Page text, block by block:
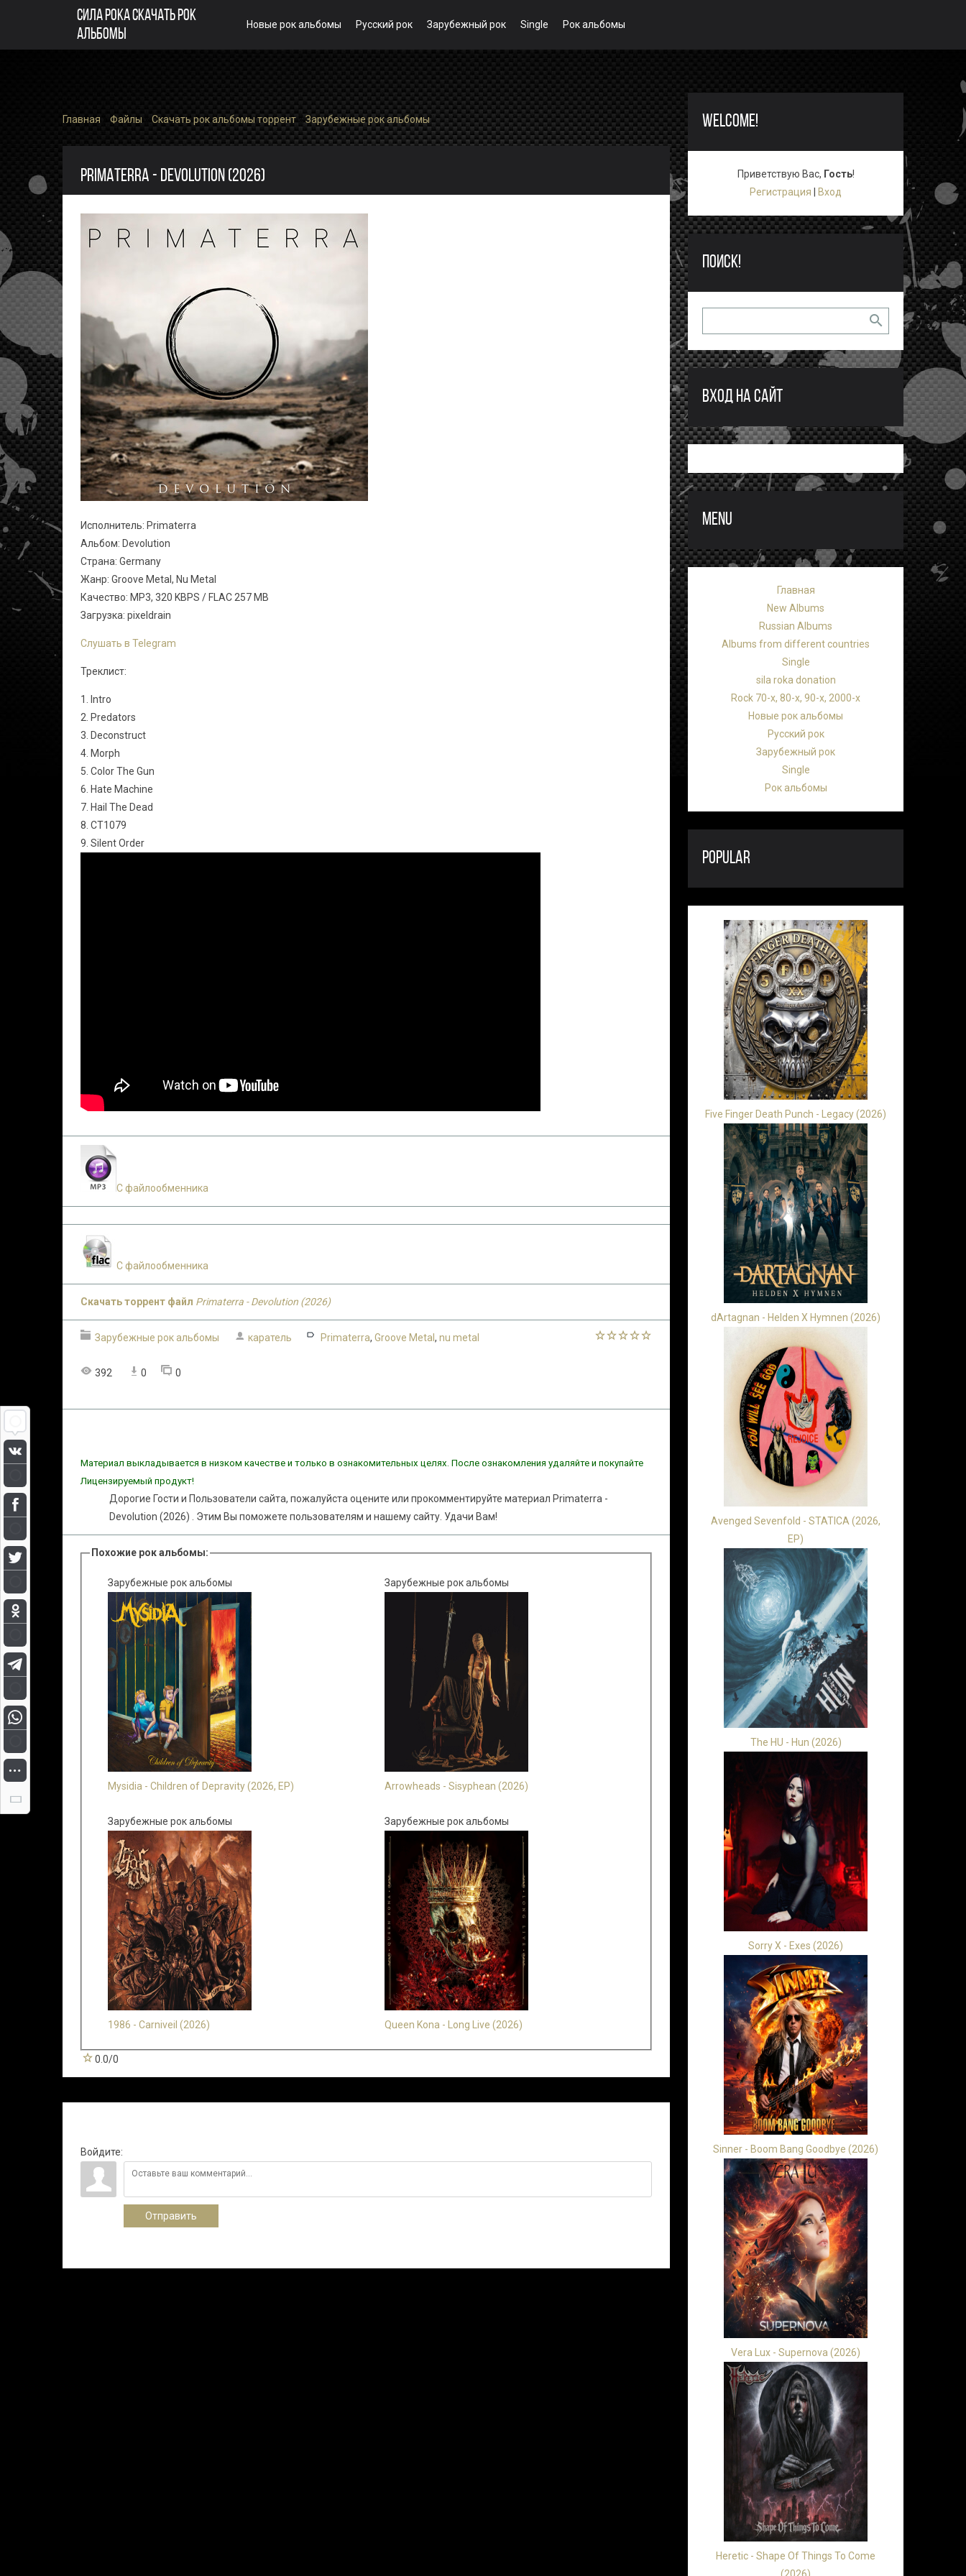
СИЛА РОКА СКАЧАТЬ РОК
АЛЬБОМЫ
Новые рок альбомы Русский рок Зарубежный рок Single Рок альбомы
Главная Файлы Скачать рок альбомы торрент»Зарубежные рок альбомы
PRIMATERRA - DEVOLUTION (2026)
Исполнитель: Primaterra
Альбом: Devolution
Страна: Germany
Жанр: Groove Metal, Nu Metal
Качество: MP3, 320 KBPS / FLAC 257 MB
Загрузка: pixeldrain
Слушать в Telegram
Треклист:
1. Intro
2. Predators
3. Deconstruct
4. Morph
5. Color The Gun
6. Hate Machine
7. Hail The Dead
8. CT1079
9. Silent Order
С файлообменника
С файлообменника
Скачать торрент файл Primaterra - Devolution (2026)
Зарубежные рок альбомы каратель Primaterra, Groove Metal , nu metal
392 0 0
Материал выкладывается в низком качестве и только в ознакомительных целях. После ознакомления удаляйте и покупайте
Лицензируемый продукт!
Дорогие Гости и Пользователи сайта, пожалуйста оцените или прокомментируйте материал Primaterra -
Devolution (2026) . Этим Вы поможете пользователям и нашему сайту. Удачи Вам!
Похожие рок альбомы:
Зарубежные рок альбомы
Mysidia - Children of Depravity (2026, EP)
Зарубежные рок альбомы
Arrowheads - Sisyphean (2026)
Зарубежные рок альбомы
1986 - Carniveil (2026)
Зарубежные рок альбомы
Queen Kona - Long Live (2026)
0.0/0
Войдите:
Отправить
WELCOME!
Приветствую Вас, Гость!
Регистрация
Вход
ПОИСК!
ВХОД НА САЙТ
MENU
Главная
New Albums
Russian Albums
Albums from different countries
Single
sila roka donation
Rock 70-х, 80-х, 90-х, 2000-х
Новые рок альбомы
Русский рок
Зарубежный рок
Single
Рок альбомы
POPULAR
Five Finger Death Punch - Legacy (2026)
dArtagnan - Helden X Hymnen (2026)
Avenged Sevenfold - STATICA (2026,
EP)
The HU - Hun (2026)
Sorry X - Exes (2026)
Sinner - Boom Bang Goodbye (2026)
Vera Lux - Supernova (2026)
Heretic - Shape Of Things To Come